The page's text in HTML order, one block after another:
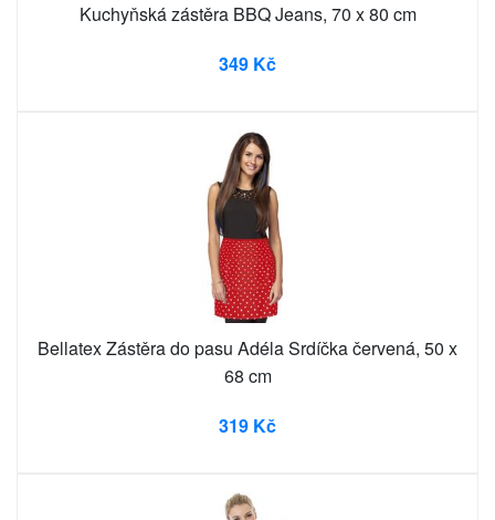
Kuchyňská zástěra BBQ Jeans, 70 x 80 cm
349 Kč
Bellatex Zástěra do pasu Adéla Srdíčka červená, 50 x
68 cm
319 Kč